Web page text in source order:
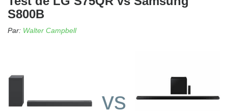
S800B
Par: Walter Campbell
vs